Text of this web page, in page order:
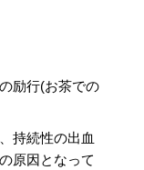
励行(お茶での
持続性の出血
原因となって